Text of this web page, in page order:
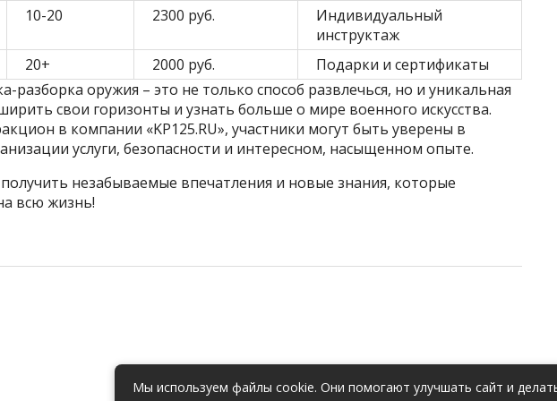
10-20 2300 руб.
Индивидуальный
инструктаж
20+ 2000 руб.
Подарки и сертификаты
разборка оружия – это не только способ развлечься, но и уникальная
свои горизонты и узнать больше о мире военного искусства.
в компании «KP125.RU», участники могут быть уверены в
услуги, безопасности и интересном, насыщенном опыте.
незабываемые впечатления и новые знания, которые
всю жизнь!
Мы используем файлы cookie. Они помогают улучшать сайт и